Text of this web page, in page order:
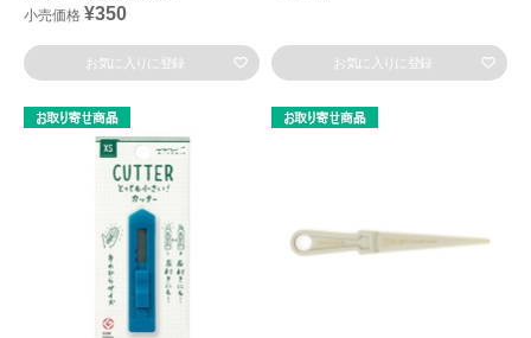
小売価格 ¥350
お気に入りに登録 お気に入りに登録